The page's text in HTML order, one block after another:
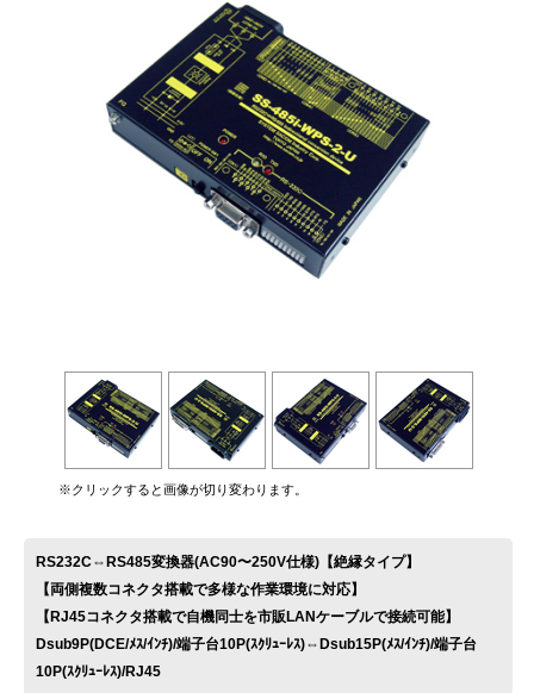
お客様サポート
会社情報
お問い合わせ
※クリックすると画像が切り変わります。
RS232C⇔RS485変換器(AC90〜250V仕様)【絶縁タイプ】
【両側複数コネクタ搭載で多様な作業環境に対応】
【RJ45コネクタ搭載で自機同士を市販LANケーブルで接続可能】
Dsub9P(DCE/ﾒｽ/ｲﾝﾁ)/端子台10P(ｽｸﾘｭｰﾚｽ)⇔Dsub15P(ﾒｽ/ｲﾝﾁ)/端子台
10P(ｽｸﾘｭｰﾚｽ)/RJ45